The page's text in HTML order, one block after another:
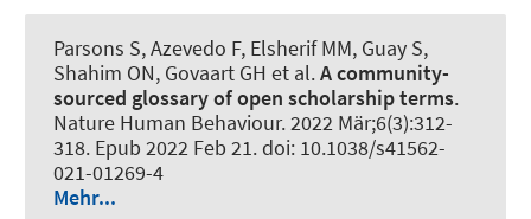
Parsons S, Azevedo F, Elsherif MM, Guay S,
Shahim ON, Govaart GH et al.A community-
sourced glossary of open scholarship terms.
Nature Human Behaviour. 2022 Mär;6(3):312-
318. Epub 2022 Feb 21. doi: 10.1038/s41562-
021-01269-4
Mehr...